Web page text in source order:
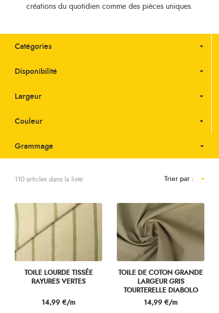
créations du quotidien comme des pièces uniques.
Catégories
Disponibilité
Largeur
Couleur
Grammage
110 articles dans la liste Trier par :
TOILE LOURDE TISSÉE
RAYURES VERTES
Prix
14,99 €/m
TOILE DE COTON GRANDE
LARGEUR GRIS
TOURTERELLE DIABOLO
Prix
14,99 €/m